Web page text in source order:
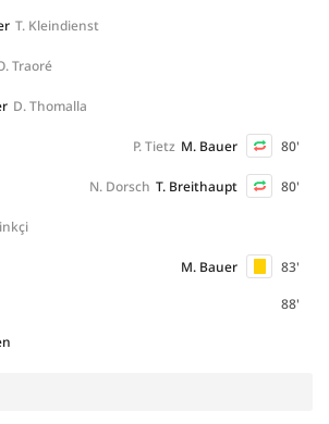
T. Kleindienst
Traoré
D. Thomalla
80'
M. Bauer
P. Tietz
80'
T. Breithaupt
N. Dorsch
83'
M. Bauer
88'